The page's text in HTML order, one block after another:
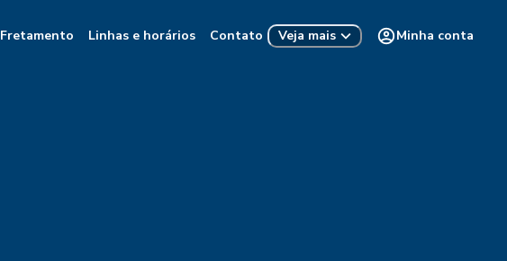
Fretamento Linhas e horários Contato Veja mais Minha conta